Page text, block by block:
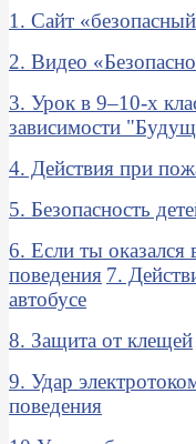
1. Сайт
2. Видео
3. Урок в 9–10-х
зависимости
4. Действия при
5. Безопасность
6. Если ты оказался
поведения 7.
автобусе
8. Защита от клещей
9. Удар
поведения